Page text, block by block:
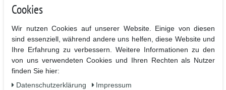
nur bei uns gibt.
Einzigartige Keramiktasse aus dem Hause TassenKing.
Sag, was du denkst, fühlst oder schon immer einmal sagen
wolltest mit einer ganz speziellen Tasse. Uns ist es wichtig,
dass eure Tasse etwas besonderes ist und bleibt.
Cookies
Wir nutzen Cookies auf unserer Website. Einige von diesen
sind essenziell, während andere uns helfen, diese Website und
Ihre Erfahrung zu verbessern. Weitere Informationen zu den
von uns verwendeten Cookies und Ihren Rechten als Nutzer
finden Sie hier:
Daten­schutz­erklärung
Impressum